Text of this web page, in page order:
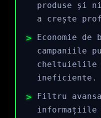
produse și
a crește
Economie
campaniile
cheltuielile
ineficiente.
Filtru
informațiile